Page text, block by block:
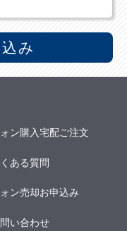
み
ン購入宅配ご注文
ある質問
ン売却お申込み
い合わせ